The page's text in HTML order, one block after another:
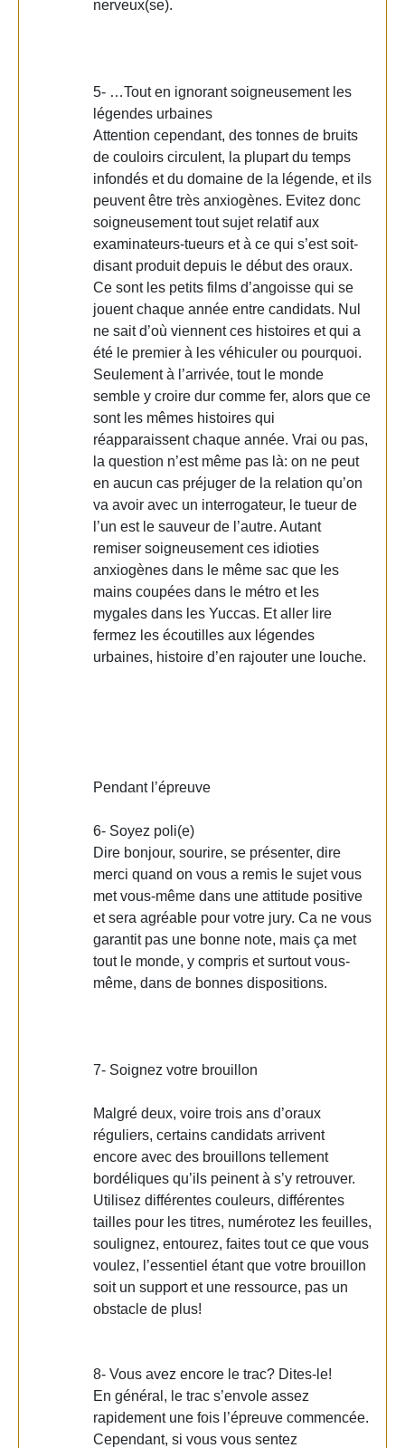
nerveux(se).
5- …Tout en ignorant soigneusement les
légendes urbaines
Attention cependant, des tonnes de bruits
de couloirs circulent, la plupart du temps
infondés et du domaine de la légende, et ils
peuvent être très anxiogènes. Evitez donc
soigneusement tout sujet relatif aux
examinateurs-tueurs et à ce qui s’est soit-
disant produit depuis le début des oraux.
Ce sont les petits films d’angoisse qui se
jouent chaque année entre candidats. Nul
ne sait d’où viennent ces histoires et qui a
été le premier à les véhiculer ou pourquoi.
Seulement à l’arrivée, tout le monde
semble y croire dur comme fer, alors que ce
sont les mêmes histoires qui
réapparaissent chaque année. Vrai ou pas,
la question n’est même pas là: on ne peut
en aucun cas préjuger de la relation qu’on
va avoir avec un interrogateur, le tueur de
l’un est le sauveur de l’autre. Autant
remiser soigneusement ces idioties
anxiogènes dans le même sac que les
mains coupées dans le métro et les
mygales dans les Yuccas. Et aller lire
fermez les écoutilles aux légendes
urbaines, histoire d’en rajouter une louche.
Pendant l’épreuve
6- Soyez poli(e)
Dire bonjour, sourire, se présenter, dire
merci quand on vous a remis le sujet vous
met vous-même dans une attitude positive
et sera agréable pour votre jury. Ca ne vous
garantit pas une bonne note, mais ça met
tout le monde, y compris et surtout vous-
même, dans de bonnes dispositions.
7- Soignez votre brouillon
Malgré deux, voire trois ans d’oraux
réguliers, certains candidats arrivent
encore avec des brouillons tellement
bordéliques qu’ils peinent à s’y retrouver.
Utilisez différentes couleurs, différentes
tailles pour les titres, numérotez les feuilles,
soulignez, entourez, faites tout ce que vous
voulez, l’essentiel étant que votre brouillon
soit un support et une ressource, pas un
obstacle de plus!
8- Vous avez encore le trac? Dites-le!
En général, le trac s’envole assez
rapidement une fois l’épreuve commencée.
Cependant, si vous vous sentez